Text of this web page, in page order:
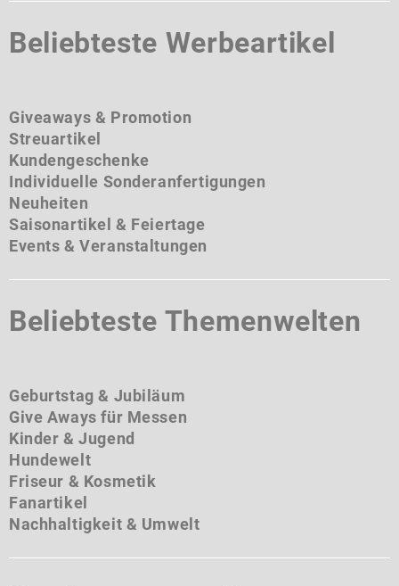
Beliebteste Werbeartikel
Giveaways & Promotion
Streuartikel
Kundengeschenke
Individuelle Sonderanfertigungen
Neuheiten
Saisonartikel & Feiertage
Events & Veranstaltungen
Beliebteste Themenwelten
Geburtstag & Jubiläum
Give Aways für Messen
Kinder & Jugend
Hundewelt
Friseur & Kosmetik
Fanartikel
Nachhaltigkeit & Umwelt